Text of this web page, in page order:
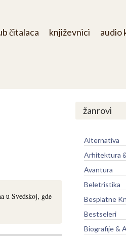
čitalaca književnici audio
u Švedskoj, gde
žanrovi
Alternativa
Arhitektura
Avantura
Beletristika
Besplatne
Bestseleri
Biografije &